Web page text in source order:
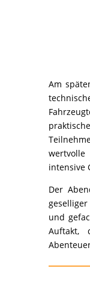
Am
intensive
Der
und
Auftakt,